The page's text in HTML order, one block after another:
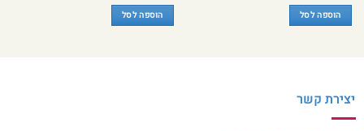
הוספה לסל הוספה לסל
יצירת קשר